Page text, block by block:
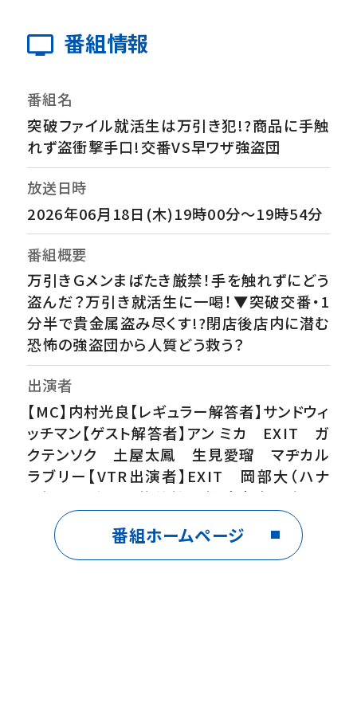
番組情報
番組名
突破ファイル就活生は万引き犯!?商品に手触
れず盗衝撃手口!交番VS早ワザ強盗団
放送日時
2026年06月18日(木)19時00分～19時54分
番組概要
万引きＧメンまばたき厳禁！手を触れずにどう
盗んだ？万引き就活生に一喝！▼突破交番・1
分半で貴金属盗み尽くす!?閉店後店内に潜む
恐怖の強盗団から人質どう救う？
出演者
【MC】内村光良【レギュラー解答者】サンドウィ
ッチマン【ゲスト解答者】アン ミカ EXIT ガ
クテンソク 土屋太鳳 生見愛瑠 マヂカル
ラブリー【VTR出演者】EXIT 岡部大（ハナ
コ） かが屋工藤美桜 松陰寺太勇（ぺこ
ぱ） 吉住 ほか
番組内容
番組ホームページ